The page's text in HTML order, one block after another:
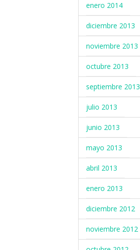
enero 2014
diciembre 2013
noviembre 2013
octubre 2013
septiembre 2013
julio 2013
junio 2013
mayo 2013
abril 2013
enero 2013
diciembre 2012
noviembre 2012